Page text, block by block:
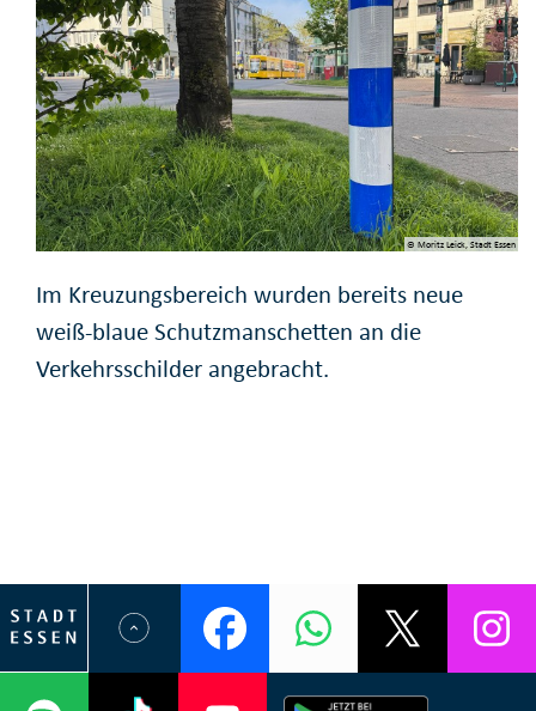
© Moritz Leick, Stadt Essen
Im Kreuzungsbereich wurden bereits neue
weiß-blaue Schutzmanschetten an die
Verkehrsschilder angebracht.